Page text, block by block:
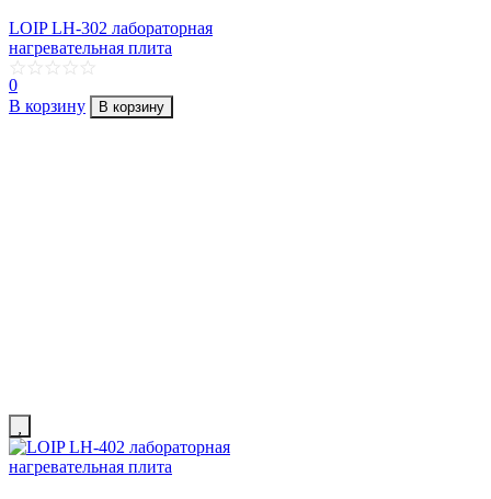
LOIP LH-302 лабораторная
нагревательная плита
0
В корзину
В корзину